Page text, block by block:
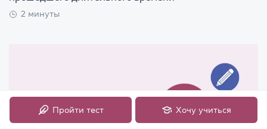
2 минуты
Пройти тест Хочу учиться